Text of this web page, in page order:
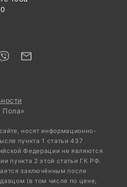
носят информационно-
пункта 1 статьи 437
Федерации не являются
пункта 2 этой статьи ГК РФ.
заключённым после
(в том числе по цене,